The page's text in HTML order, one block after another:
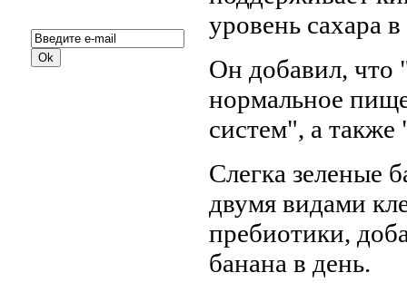
уровень сахара
Он добавил, что
нормальное
систем", а также
Слегка зеленые
двумя видами
пребиотики,
банана в день.